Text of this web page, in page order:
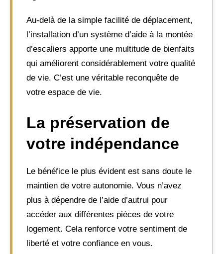
Au-delà de la simple facilité de déplacement,
l’installation d’un système d’aide à la montée
d’escaliers apporte une multitude de bienfaits
qui améliorent considérablement votre qualité
de vie. C’est une véritable reconquête de
votre espace de vie.
La préservation de
votre indépendance
Le bénéfice le plus évident est sans doute le
maintien de votre autonomie. Vous n’avez
plus à dépendre de l’aide d’autrui pour
accéder aux différentes pièces de votre
logement. Cela renforce votre sentiment de
liberté et votre confiance en vous.